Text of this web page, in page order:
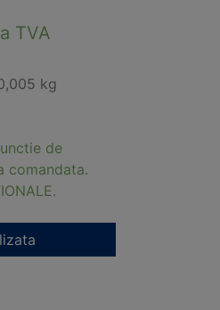
TVA
kg
de
comandata.